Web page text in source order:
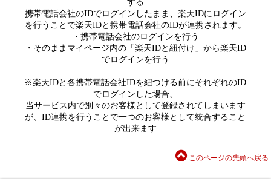
携帯電話会社のIDでログインしたまま、楽天IDにログイン
を行うことで楽天IDと携帯電話会社のIDが連携されます。
・携帯電話会社のログインを行う
・そのままマイページ内の「楽天IDと紐付け」から楽天ID
でログインを行う
※楽天IDと各携帯電話会社IDを紐つける前にそれぞれのID
でログインした場合、
当サービス内で別々のお客様として登録されてしまいます
が、ID連携を行うことで一つのお客様として統合すること
が出来ます
このページの先頭へ戻る